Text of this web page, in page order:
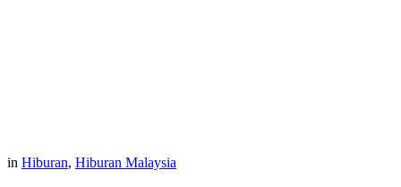
in Hiburan, Hiburan Malaysia